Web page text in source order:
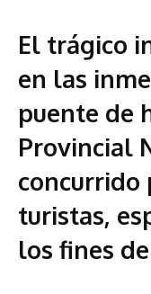
El trágico
en las
puente de
Provincial
concurrido
turistas,
los fines